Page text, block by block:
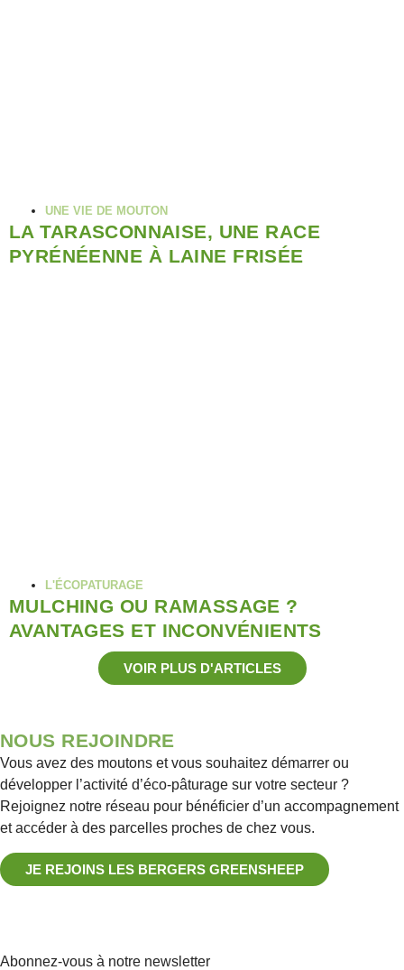
UNE VIE DE MOUTON
LA TARASCONNAISE, UNE RACE
PYRÉNÉENNE À LAINE FRISÉE
L'ÉCOPATURAGE
MULCHING OU RAMASSAGE ?
AVANTAGES ET INCONVÉNIENTS
VOIR PLUS D'ARTICLES
NOUS REJOINDRE
Vous avez des moutons et vous souhaitez démarrer ou
développer l’activité d’éco-pâturage sur votre secteur ?
Rejoignez notre réseau pour bénéficier d’un accompagnement
et accéder à des parcelles proches de chez vous.
JE REJOINS LES BERGERS GREENSHEEP
Abonnez-vous à notre newsletter